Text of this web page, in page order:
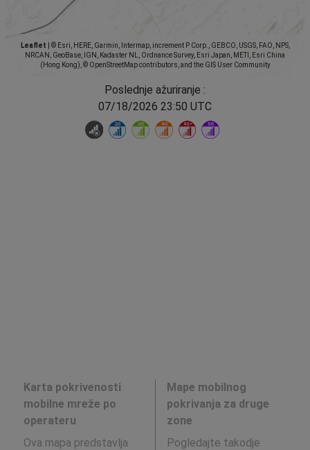
Leaflet
© Esri, HERE, Garmin, Intermap, increment P Corp., GEBCO, USGS, FAO, NPS,
NRCAN, GeoBase, IGN, Kadaster NL, Ordnance Survey, Esri Japan, METI, Esri China
(Hong Kong), © OpenStreetMap contributors, and the GIS User Community
Poslednje ažuriranje :
07/18/2026 23:50 UTC
Karta pokrivenosti
mobilne mreže po
operateru
Ova mapa predstavlja
Mape mobilnog
pokrivanja za druge
zone
Pogledajte takodje